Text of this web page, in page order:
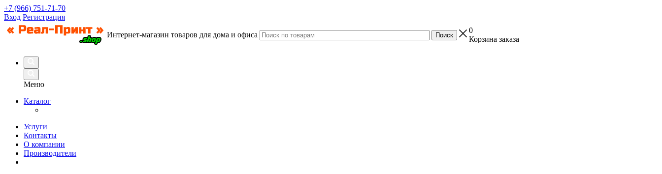
+7 (966) 751-71-70
Вход Регистрация
Интернет-магазин товаров для дома и офиса
0
Корзина заказа
Меню
Каталог
Услуги
Контакты
О компании
Производители